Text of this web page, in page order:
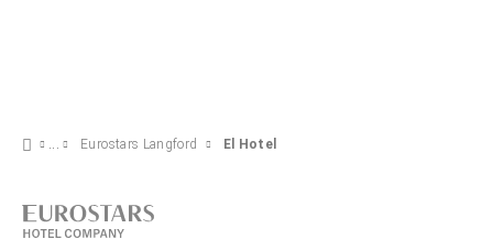
Eurostars Langford El Hotel